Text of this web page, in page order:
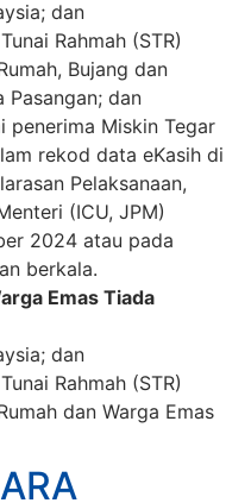
dan
Rahmah (STR)
Bujang dan
Pasangan; dan
penerima Miskin Tegar
rekod data eKasih di
Pelaksanaan,
(ICU, JPM)
2024 atau pada
berkala.
Emas Tiada
dan
Rahmah (STR)
dan Warga Emas